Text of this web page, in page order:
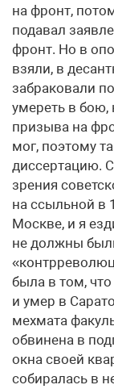
на фронт,
подавал
фронт. Но в
взяли, в
забраковали
умереть в бою,
призыва на
мог, поэтому
диссертацию.
зрения
на ссыльной в
Москве, и я
не должны
была в том,
и умер в
мехмата
обвинена в
окна своей
собиралась в